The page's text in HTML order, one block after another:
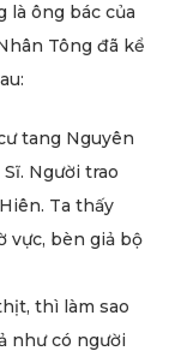
là ông bác của
Tông đã kể
tang Nguyên
Người trao
Ta thấy
vực, bèn giả bộ
thì làm sao
như có người